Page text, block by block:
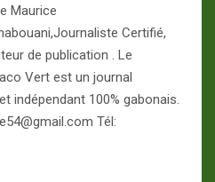
Maurice
Certifié,
de publication . Le
Vert est un journal
indépendant 100% gabonais.
Tél: